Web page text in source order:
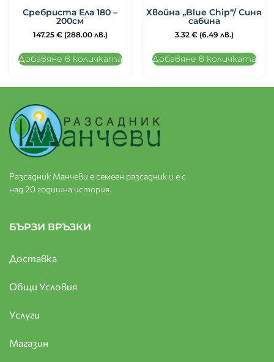
Сребриста Ела 180 –
200см
147.25 € (288.00 лв.)
Добавяне в количката
Хвойна „Blue Chip“/ Синя
сабина
3.32 € (6.49 лв.)
Добавяне в количката
Разсадник Манчеви е семеен разсадник и е с
над 20 годишна история.
БЪРЗИ ВРЪЗКИ
Доставка
Общи Условия
Услуги
Магазин